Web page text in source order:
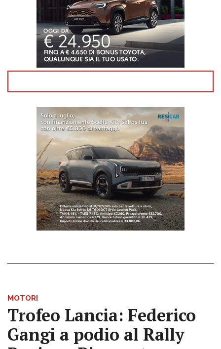
MOTORI
Trofeo Lancia: Federico
Gangi a podio al Rally